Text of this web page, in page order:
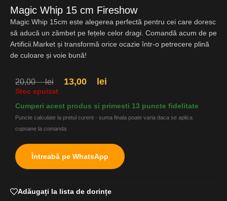
Magic Whip 15 cm Fireshow
Magic Whip 15cm este alegerea perfectă pentru cei care doresc
să aducă un zâmbet pe fețele celor dragi. Comandă acum de pe
Artificii.Market și transformă orice ocazie într-o petrecere plină
de culoare și voie bună!
20,00lei 13,00 lei
Stoc epuizat
Cumperi acest produs si primesti 13 puncte fidelitate
Puncte calculate la pretul curent - suma finala poate varia daca se aplica
cupoane la comanda
Întreabă pe WhatsApp
Adăugați la lista de dorințe